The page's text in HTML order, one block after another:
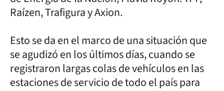
Raízen, Trafigura y Axion.
Esto se da en el marco de una situación que
se agudizó en los últimos días, cuando se
registraron largas colas de vehículos en las
estaciones de servicio de todo el país para